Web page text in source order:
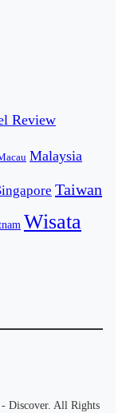
Review
Malaysia
Taiwan
Wisata
Discover. All Rights